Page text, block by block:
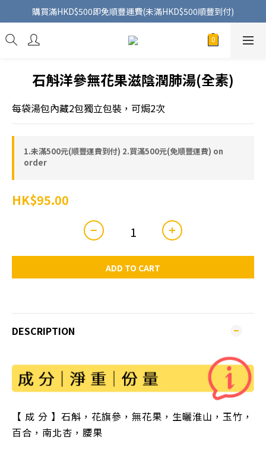
購買滿HKD$500即免順豐運費(未滿HKD$500順豐到付)
石斛洋參無花果滋陰潤肺湯(全素)
每袋湯包內藏2包獨立包裝，可焗2次
1.未滿500元(順豐運費到付) 2.買滿500元(免順豐運費) on
order
HK$95.00
ADD TO CART
DESCRIPTION
【 成 分 】石斛，花旗參，無花果，生曬淮山，玉竹，
百合，南北杏，腰果